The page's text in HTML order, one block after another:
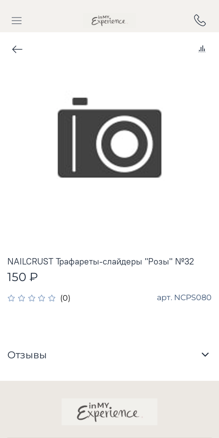
(0) арт. NCPS080
NAILCRUST Трафареты-слайдеры "Розы" №32
150 ₽
Отзывы